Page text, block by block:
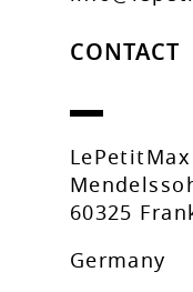
CONTACT
LePetitMax
60325
Germany